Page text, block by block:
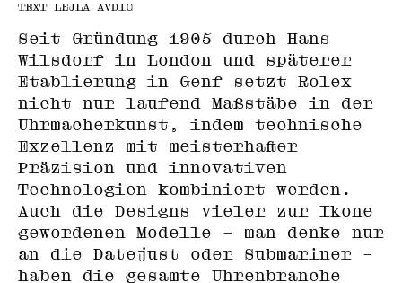
TEXT LEJLA AVDIC
Seit Gründung 1905 durch Hans
Wilsdorf in London und späterer
Etablierung in Genf setzt Rolex
nicht nur laufend Maßstäbe in der
Uhrmacherkunst, indem technische
Exzellenz mit meisterhafter
Präzision und innovativen
Technologien kombiniert werden.
Auch die Designs vieler zur Ikone
gewordenen Modelle – man denke nur
an die Datejust oder Submariner –
haben die gesamte Uhrenbranche